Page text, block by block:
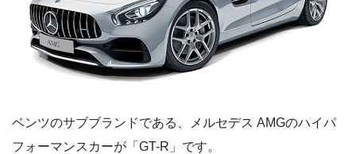
ベンツのサブブランドである、メルセデス AMGのハイパ
フォーマンスカーが「GT-R」です。